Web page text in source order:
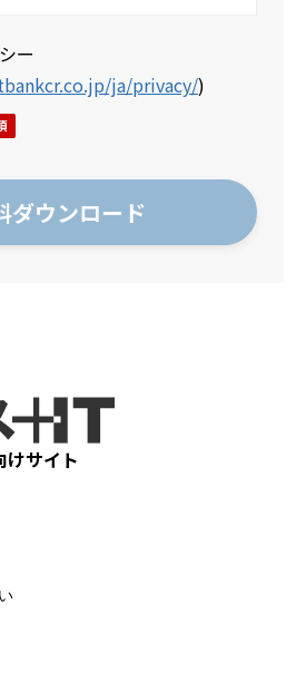
ー
ja/privacy/)
けサイト